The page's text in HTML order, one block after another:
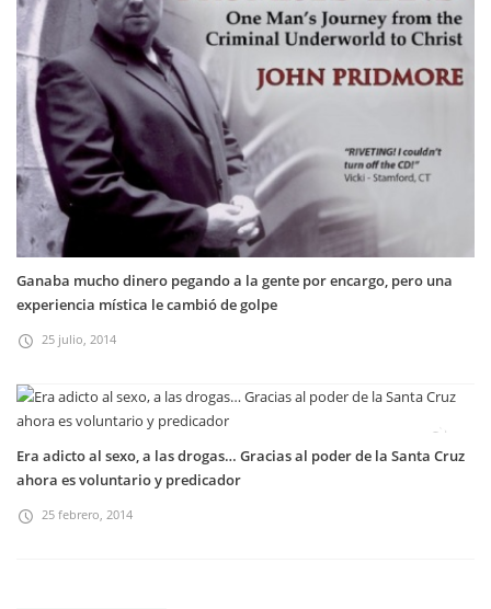
Ganaba mucho dinero pegando a la gente por encargo, pero una
experiencia mística le cambió de golpe
25 julio, 2014
Era adicto al sexo, a las drogas… Gracias al poder de la Santa Cruz
ahora es voluntario y predicador
25 febrero, 2014